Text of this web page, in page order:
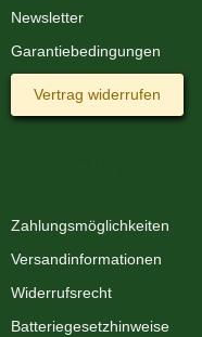
Newsletter
Garantiebedingungen
Vertrag widerrufen
Zahlungsmöglichkeiten
Versandinformationen
Widerrufsrecht
Batteriegesetzhinweise